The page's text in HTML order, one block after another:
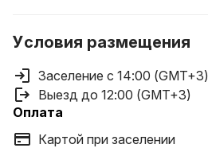
Условия размещения
Заселение с 14:00 (GMT+3)
Выезд до 12:00 (GMT+3)
Оплата
Картой при заселении